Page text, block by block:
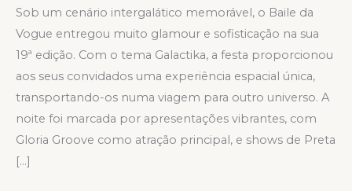
Sob um cenário intergalático memorável, o Baile da
Vogue entregou muito glamour e sofisticação na sua
19ª edição. Com o tema Galactika, a festa proporcionou
aos seus convidados uma experiência espacial única,
transportando-os numa viagem para outro universo. A
noite foi marcada por apresentações vibrantes, com
Gloria Groove como atração principal, e shows de Preta
[…]